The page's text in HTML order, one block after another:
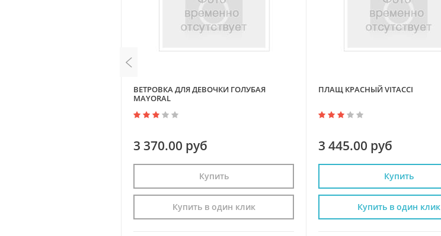
ВЕТРОВКА ДЛЯ ДЕВОЧКИ ГОЛУБАЯ
MAYORAL
3 370.00 руб
Купить
Купить в один клик
ПЛАЩ КРАСНЫЙ VITACCI
3 445.00 руб
Купить
Купить в один клик